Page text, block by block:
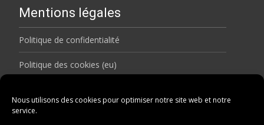
Nous utilisons des cookies pour optimiser notre site web et notre
service.
Mentions légales
Politique de confidentialité
Politique des cookies (eu)
Rechercher